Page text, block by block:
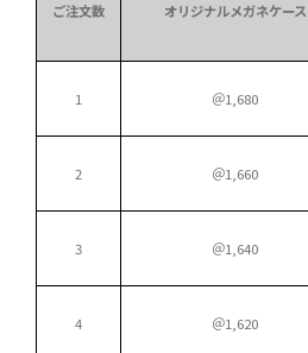
ご注文数 オリジナルメガネケース
1 ＠1,680
2 ＠1,660
3 ＠1,640
4 ＠1,620